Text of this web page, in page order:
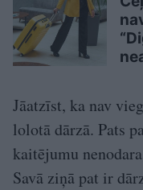
Jāatzīst, ka nav
lolotā dārzā. Pats
kaitējumu
Savā ziņā pat ir